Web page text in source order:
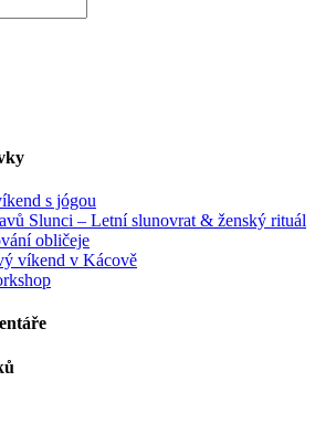
s jógou
Slunci – Letní slunovrat & ženský rituál
obličeje
víkend v Kácově